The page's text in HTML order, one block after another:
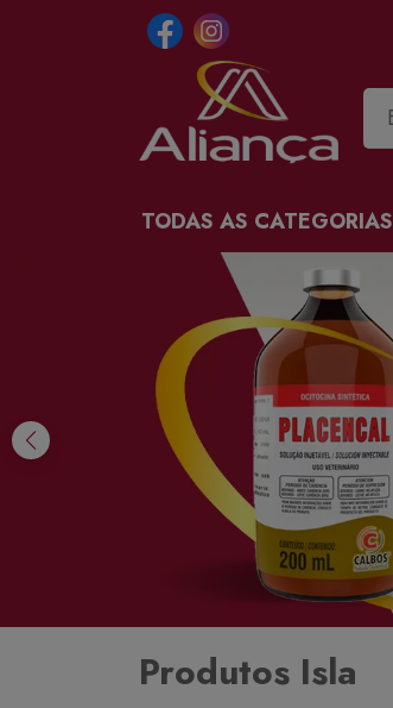
TODAS AS CATEGORIAS
Produtos Isla